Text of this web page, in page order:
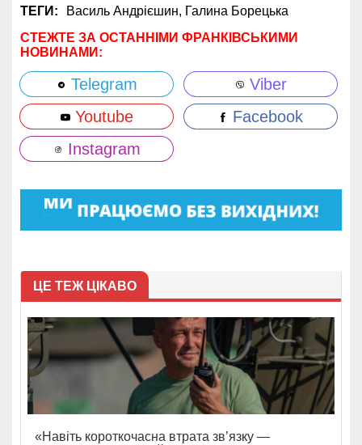
ТЕГИ:
Василь Андрієшин, Галина Борецька
СТЕЖТЕ ЗА ОСТАННІМИ ФРАНКІВСЬКИМИ
НОВИНАМИ:
Telegram
Viber
Youtube
Facebook
Instagram
ЦЕ ТЕЖ ЦІКАВО
«Навіть короткочасна втрата зв’язку —